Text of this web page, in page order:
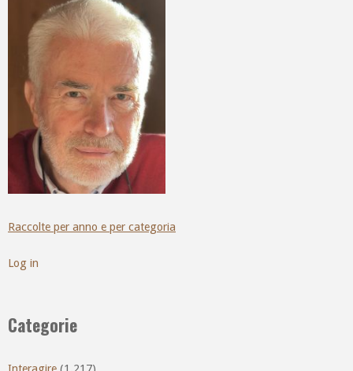
Raccolte per anno e per categoria
Log in
Categorie